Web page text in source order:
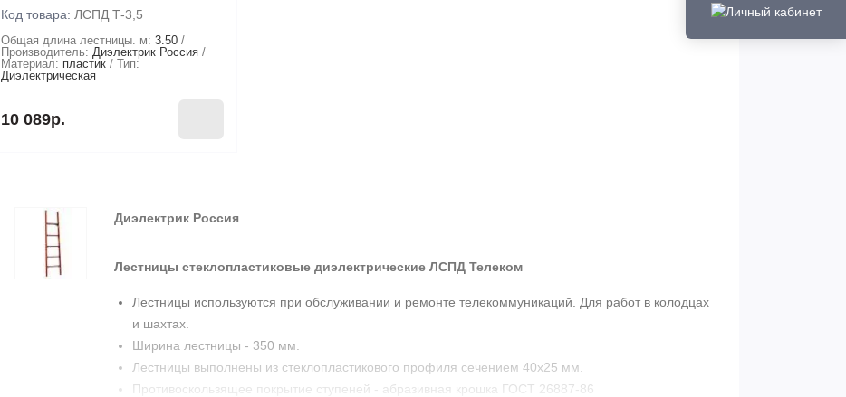
Код товара: ЛСПД Т-3,5
Общая длина лестницы. м: 3.50
Производитель: Диэлектрик Россия
Материал: пластик
Тип:
Диэлектрическая
10 089р.
Диэлектрик Россия
Лестницы стеклопластиковые диэлектрические ЛСПД Телеком
Лестницы используются при обслуживании и ремонте телекоммуникаций. Для работ в колодцах
и шахтах.
Ширина лестницы - 350 мм.
Лестницы выполнены из стеклопластикового профиля сечением 40х25 мм.
Противоскользящее покрытие ступеней - абразивная крошка ГОСТ 26887-86